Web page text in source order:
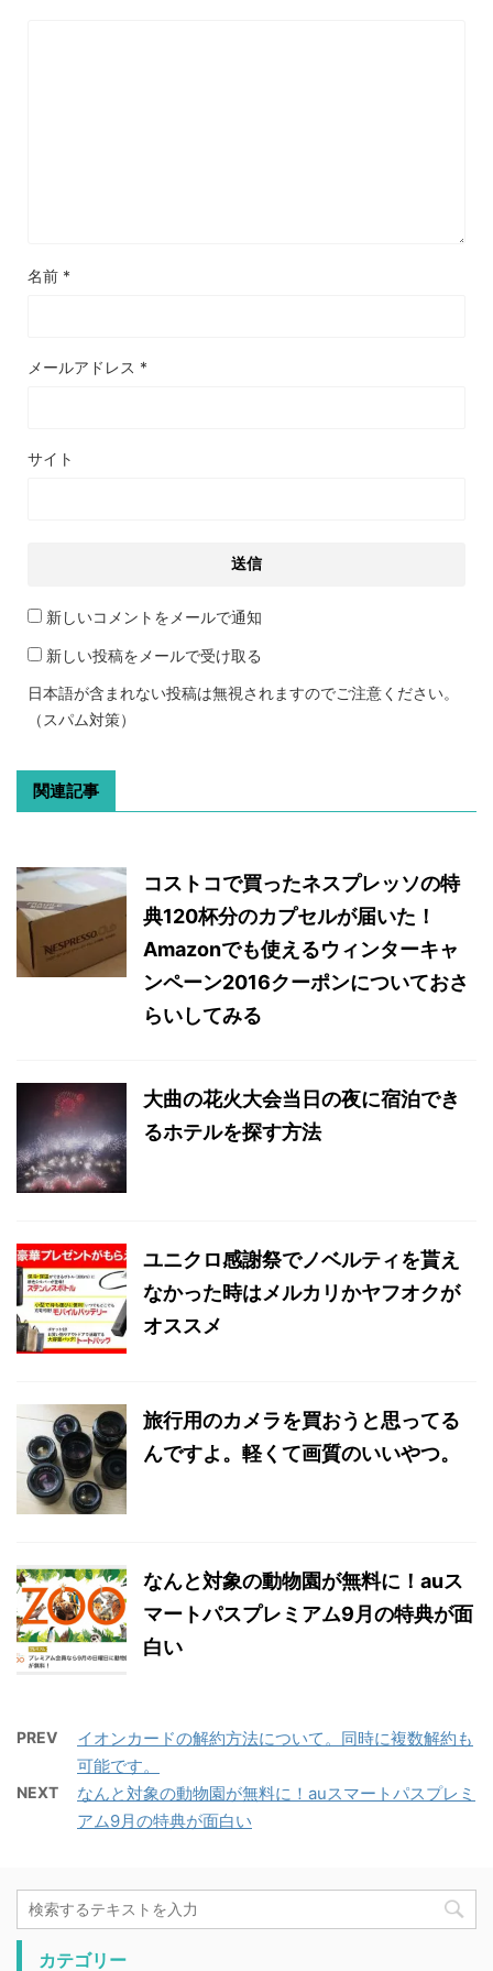
名前 *
メールアドレス *
サイト
新しいコメントをメールで通知
新しい投稿をメールで受け取る
日本語が含まれない投稿は無視されますのでご注意ください。
（スパム対策）
関連記事
コストコで買ったネスプレッソの特
典120杯分のカプセルが届いた！
Amazonでも使えるウィンターキャ
ンペーン2016クーポンについておさ
らいしてみる
大曲の花火大会当日の夜に宿泊でき
るホテルを探す方法
ユニクロ感謝祭でノベルティを貰え
なかった時はメルカリかヤフオクが
オススメ
旅行用のカメラを買おうと思ってる
んですよ。軽くて画質のいいやつ。
なんと対象の動物園が無料に！auス
マートパスプレミアム9月の特典が面
白い
PREV
イオンカードの解約方法について。同時に複数解約も
可能です。
NEXT
なんと対象の動物園が無料に！auスマートパスプレミ
アム9月の特典が面白い
カテゴリー